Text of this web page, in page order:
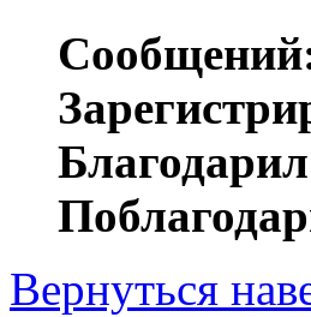
Вернуться